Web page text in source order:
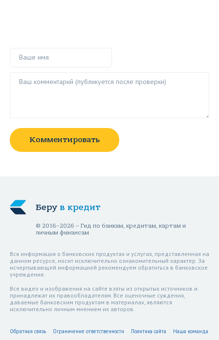
Комментировать
Беру в кредит
© 2016–2026 – Гид по банкам, кредитам, картам и
личным финансам
Вся информация о банковских продуктах и услугах, представленная на
данном ресурсе, носит исключительно ознакомительный характер. За
исчерпывающей информацией рекомендуем обратиться в банковское
учреждение.
Все видео и изображения на сайте взяты из открытых источников и
принадлежат их правообладателям. Все оценочные суждения,
даваемые банковским продуктам в материалах, являются
исключительно личным мнением их авторов.
Обратная связь Ограничение ответственности Политика сайта Наша команда